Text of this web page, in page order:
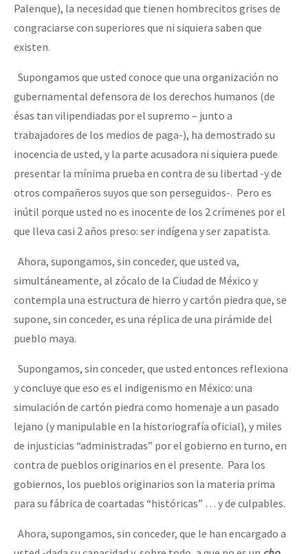
Palenque), la necesidad que tienen hombrecitos grises de
congraciarse con superiores que ni siquiera saben que
existen.
Supongamos que usted conoce que una organización no
gubernamental defensora de los derechos humanos (de
ésas tan vilipendiadas por el supremo – junto a
trabajadores de los medios de paga-), ha demostrado su
inocencia de usted, y la parte acusadora ni siquiera puede
presentar la mínima prueba en contra de su libertad -y de
otros compañeros suyos que son perseguidos-. Pero es
inútil porque usted no es inocente de los 2 crímenes por el
que lleva casi 2 años preso: ser indígena y ser zapatista.
Ahora, supongamos, sin conceder, que usted va,
simultáneamente, al zócalo de la Ciudad de México y
contempla una estructura de hierro y cartón piedra que, se
supone, sin conceder, es una réplica de una pirámide del
pueblo maya.
Supongamos, sin conceder, que usted entonces reflexiona
y concluye que eso es el indigenismo en México: una
simulación de cartón piedra como homenaje a un pasado
lejano (y manipulable en la historiografía oficial), y miles
de injusticias “administradas” por el gobierno en turno, en
contra de pueblos originarios en el presente. Para los
gobiernos, los pueblos originarios son la materia prima
para su fábrica de coartadas “históricas” … y de culpables.
Ahora, supongamos, sin conceder, que le han encargado a